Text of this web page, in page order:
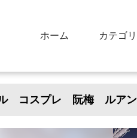
ホーム カテゴリ
コスプレ 阮梅 ルア